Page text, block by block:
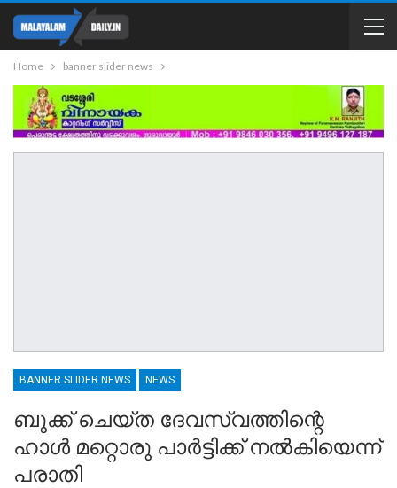
Home banner slider news
BANNER SLIDER NEWS NEWS
ബുക്ക് ചെയ്ത ദേവസ്വത്തിന്റെ
ഹാൾ മറ്റൊരു പാർട്ടിക്ക് നൽകിയെന്ന്
പരാതി